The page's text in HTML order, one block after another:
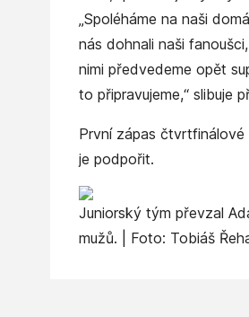
„Spoléháme na naši
nás dohnali naši
nimi předvedeme opět
to připravujeme,“ slibuje
První zápas
je podpořit.
Juniorský tým převzal
mužů. | Foto: Tobiáš